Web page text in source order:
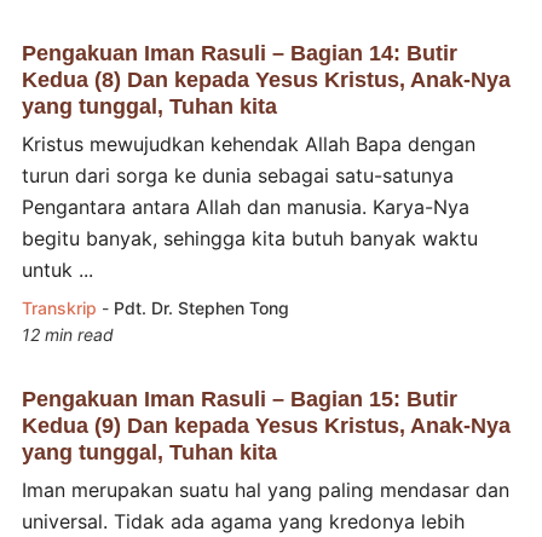
Pengakuan Iman Rasuli – Bagian 14: Butir
Kedua (8) Dan kepada Yesus Kristus, Anak-Nya
yang tunggal, Tuhan kita
Kristus mewujudkan kehendak Allah Bapa dengan
turun dari sorga ke dunia sebagai satu-satunya
Pengantara antara Allah dan manusia. Karya-Nya
begitu banyak, sehingga kita butuh banyak waktu
untuk ...
Transkrip - Pdt. Dr. Stephen Tong
12 min read
Pengakuan Iman Rasuli – Bagian 15: Butir
Kedua (9) Dan kepada Yesus Kristus, Anak-Nya
yang tunggal, Tuhan kita
Iman merupakan suatu hal yang paling mendasar dan
universal. Tidak ada agama yang kredonya lebih